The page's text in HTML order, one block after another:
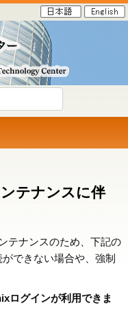
テナンスに伴
テナンスのため、下記の
できない場合や、強制
ログインが利用できま